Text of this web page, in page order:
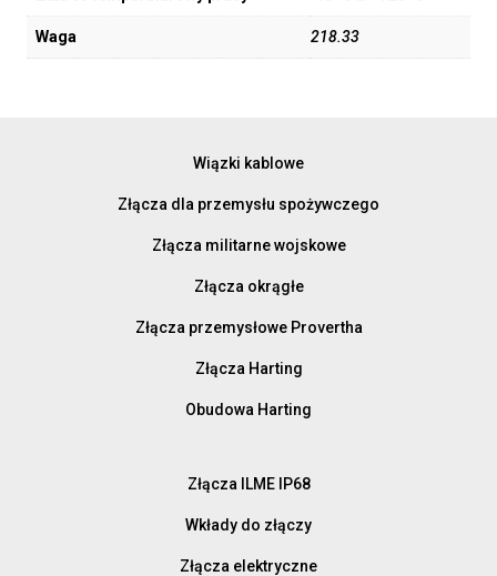
Waga 218.33
Wiązki kablowe
Złącza dla przemysłu spożywczego
Złącza militarne wojskowe
Złącza okrągłe
Złącza przemysłowe Provertha
Złącza Harting
Obudowa Harting
Złącza ILME IP68
Wkłady do złączy
Złącza elektryczne